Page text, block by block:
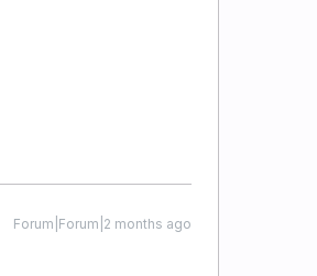
Forum|Forum|2 months ago